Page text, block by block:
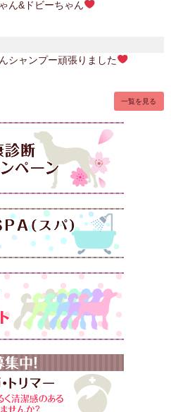
ん&ドビーちゃん
シャンプー頑張りました
一覧を見る